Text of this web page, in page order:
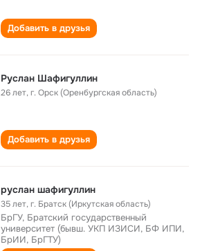
Добавить в друзья
Руслан Шафигуллин
26 лет,г. Орск (Оренбургская область)
Добавить в друзья
руслан шафигуллин
35 лет,г. Братск (Иркутская область)
БрГУ, Братский государственный
университет (бывш. УКП ИЗИСИ, БФ ИПИ,
БрИИ, БрГТУ)